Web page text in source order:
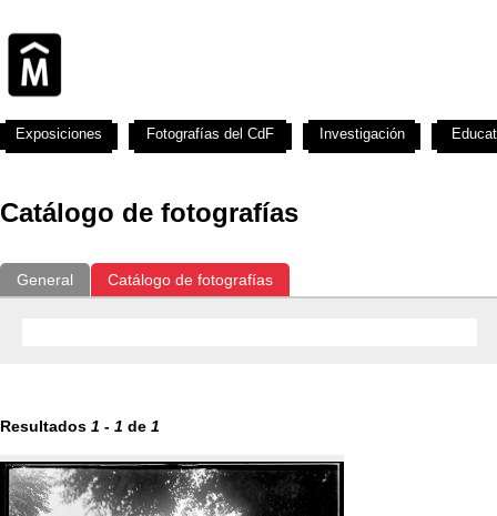
Catálogo de fotografías
General Catálogo de fotografías
Resultados 1 - 1 de 1
Exposiciones Fotografías del CdF Investigación